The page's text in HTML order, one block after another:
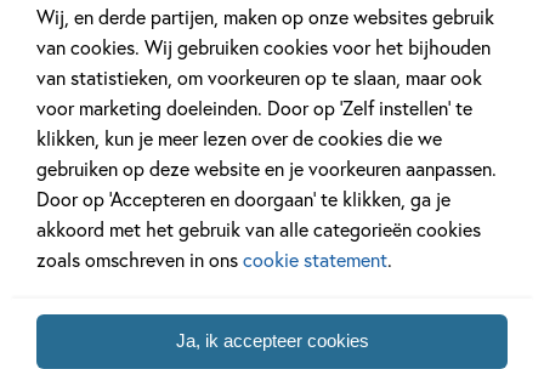
Wij, en derde partijen, maken op onze websites gebruik
van cookies. Wij gebruiken cookies voor het bijhouden
van statistieken, om voorkeuren op te slaan, maar ook
voor marketing doeleinden. Door op ‘Zelf instellen’ te
klikken, kun je meer lezen over de cookies die we
gebruiken op deze website en je voorkeuren aanpassen.
Door op ‘Accepteren en doorgaan’ te klikken, ga je
akkoord met het gebruik van alle categorieën cookies
zoals omschreven in onscookie statement.
Ja, ik accepteer cookies
Het geheim van
77 delen
Bekijk alle series